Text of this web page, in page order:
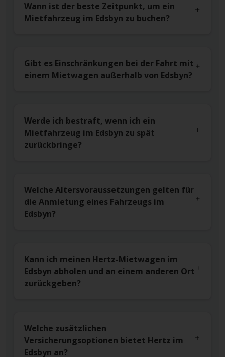
Wann ist der beste Zeitpunkt, um ein
Mietfahrzeug im Edsbyn zu buchen?
Gibt es Einschränkungen bei der Fahrt mit
einem Mietwagen außerhalb von Edsbyn?
Werde ich bestraft, wenn ich ein
Mietfahrzeug im Edsbyn zu spät
zurückbringe?
Welche Altersvoraussetzungen gelten für
die Anmietung eines Fahrzeugs im
Edsbyn?
Kann ich meinen Hertz-Mietwagen im
Edsbyn abholen und an einem anderen Ort
zurückgeben?
Welche zusätzlichen
Versicherungsoptionen bietet Hertz im
Edsbyn an?